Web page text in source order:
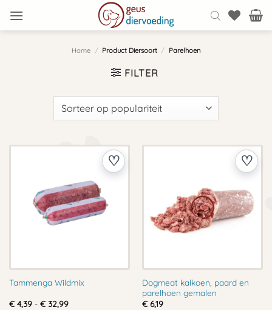
naar
Home / Product Diersoort / Parelhoen
FILTER
Tammenga Wildmix
€4,39 - €32,99Prijsklasse:
Dogmeat kalkoen, paard en
parelhoen gemalen
€6,19